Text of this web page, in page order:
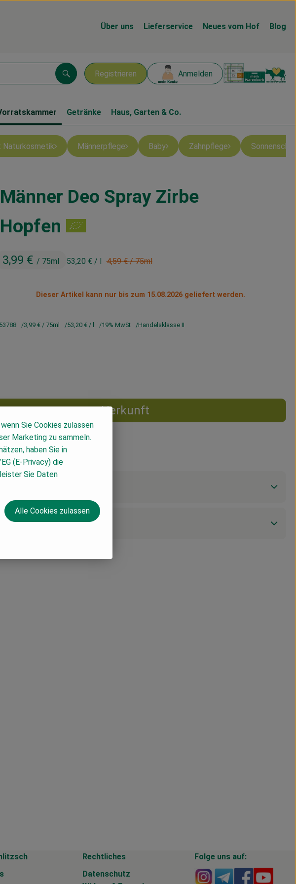
Über uns Lieferservice Neues vom Hof Blog
Registrieren Anmelden
Suchen
Getränke Haus, Garten & Co.
Naturkosmetik Männerpflege Baby Zahnpflege
Männer Deo Spray Zirbe
Hopfen
3,99 € / 75ml 53,20 € / l Alter Preis:
4,59 €/ 75ml
zu Favouriten hinzufügen
Dieser Artikel kann nur bis zum 15.08.2026 geliefert werden.
3,99 € / 75ml 53,20 € / l 19% MwSt Handelsklasse II
Herkunft
Rechtliches
Datenschutz
Folge uns auf:
Externer Link zu
Externer Link
Externer
Sie Cookies zulassen
Marketing zu sammeln.
haben Sie in
(E-Privacy) die
Sie Daten
Alle Cookies zulassen